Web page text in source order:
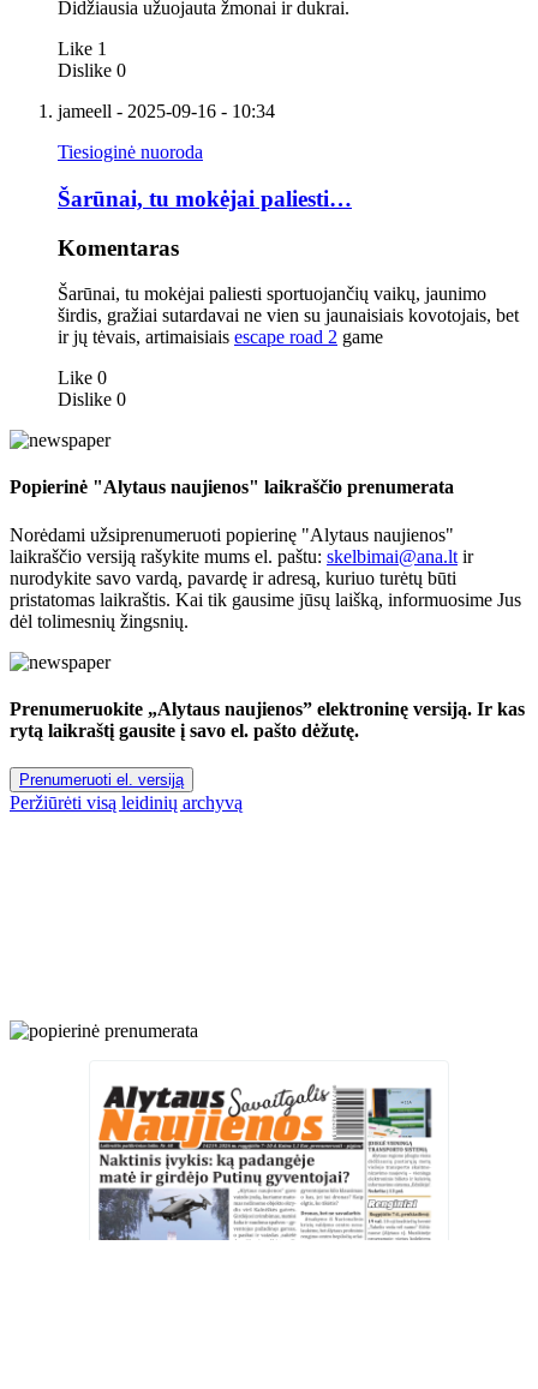
Didžiausia užuojauta žmonai ir dukrai.
Like 1
Dislike 0
jameell - 2025-09-16 - 10:34
Tiesioginė nuoroda
Šarūnai, tu mokėjai paliesti…
Komentaras
Šarūnai, tu mokėjai paliesti sportuojančių vaikų, jaunimo
širdis, gražiai sutardavai ne vien su jaunaisiais kovotojais, bet
ir jų tėvais, artimaisiais escape road 2 game
Like 0
Dislike 0
Popierinė "Alytaus naujienos" laikraščio prenumerata
Norėdami užsiprenumeruoti popierinę "Alytaus naujienos"
laikraščio versiją rašykite mums el. paštu: skelbimai@ana.lt ir
nurodykite savo vardą, pavardę ir adresą, kuriuo turėtų būti
pristatomas laikraštis. Kai tik gausime jūsų laišką, informuosime Jus
dėl tolimesnių žingsnių.
Prenumeruokite „Alytaus naujienos” elektroninę versiją. Ir kas
rytą laikraštį gausite į savo el. pašto dėžutę.
Prenumeruoti el. versiją
Peržiūrėti visą leidinių archyvą